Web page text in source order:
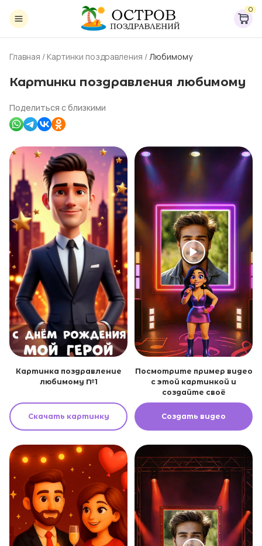
0
Главная / Картинки поздравления /Любимому
Картинки поздравления любимому
Поделиться с близкими
Картинка поздравление
любимому №1
Скачать картинку
Посмотрите пример видео
с этой картинкой и
создайте своё
Создать видео